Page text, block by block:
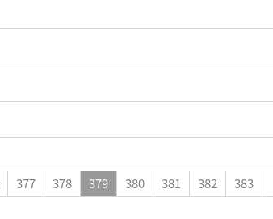
377 378 379 380 381 382 383